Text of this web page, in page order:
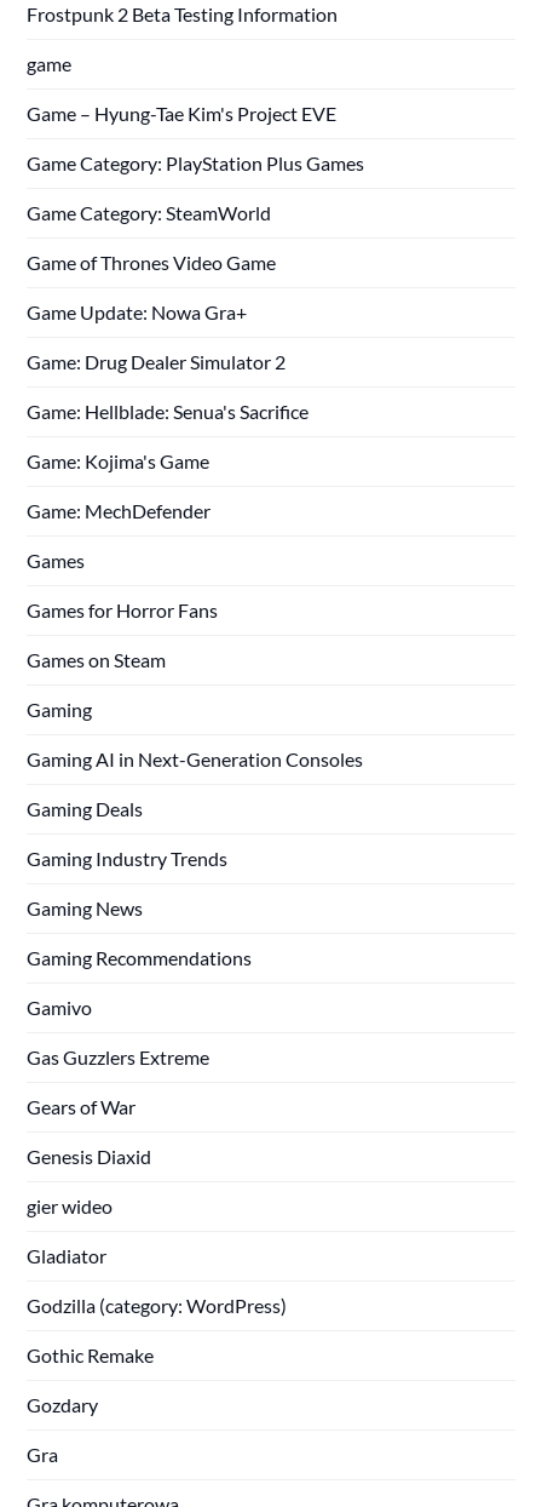
Frostpunk 2 Beta Testing Information
game
Game – Hyung-Tae Kim's Project EVE
Game Category: PlayStation Plus Games
Game Category: SteamWorld
Game of Thrones Video Game
Game Update: Nowa Gra+
Game: Drug Dealer Simulator 2
Game: Hellblade: Senua's Sacrifice
Game: Kojima's Game
Game: MechDefender
Games
Games for Horror Fans
Games on Steam
Gaming
Gaming AI in Next-Generation Consoles
Gaming Deals
Gaming Industry Trends
Gaming News
Gaming Recommendations
Gamivo
Gas Guzzlers Extreme
Gears of War
Genesis Diaxid
gier wideo
Gladiator
Godzilla (category: WordPress)
Gothic Remake
Gozdary
Gra